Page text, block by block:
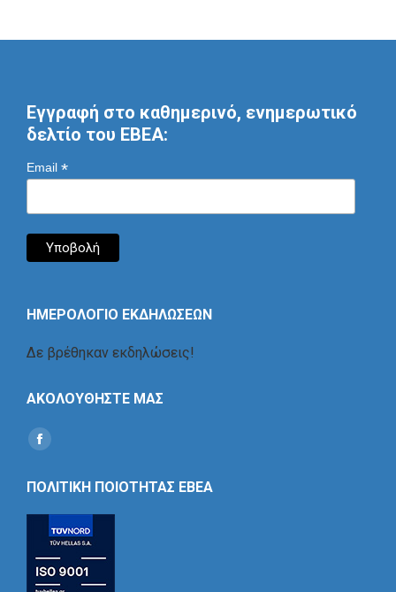
Εγγραφή στο καθημερινό, ενημερωτικό
δελτίο του ΕΒΕΑ:
Email *
ΗΜΕΡΟΛΟΓΙΟ ΕΚΔΗΛΩΣΕΩΝ
Δε βρέθηκαν εκδηλώσεις!
ΑΚΟΛΟΥΘΗΣΤΕ ΜΑΣ
Find us on:
Social
ΠΟΛΙΤΙΚΗ ΠΟΙΟΤΗΤΑΣ ΕΒΕΑ